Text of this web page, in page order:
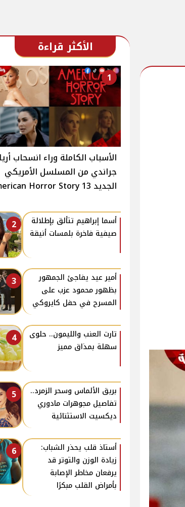
الأكثر قراءة
1
الأسباب الكاملة وراء انسحاب
جراندي من المسلسل الأمريكي
الجديد 13 American Horror Story
2
أسما إبراهيم تتألق بإطلالة
صيفية فاخرة بلمسات أنيقة
3
أمير عيد يفاجئ الجمهور
بظهور محمود عزب على
المسرح في حفل كايروكي
4
تارت العنب والليمون.. حلوى
سهلة بمذاق مميز
5
بريق الألماس وسحر الزمرد..
تفاصيل مجوهرات مادوري
ديكسيت الاستثنائية
6
أستاذ قلب يحذر الشباب:
زيادة الوزن والتوتر قد
يرفعان مخاطر الإصابة
بأمراض القلب مبكرًا